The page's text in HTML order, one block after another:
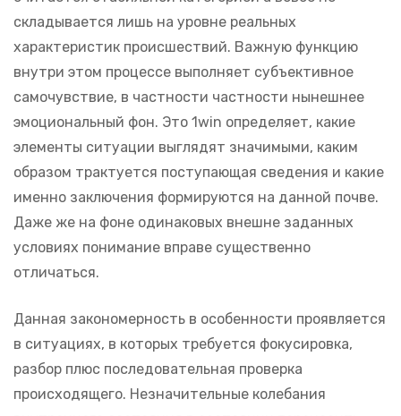
складывается лишь на уровне реальных
характеристик происшествий. Важную функцию
внутри этом процессе выполняет субъективное
самочувствие, в частности частности нынешнее
эмоциональный фон. Это 1win определяет, какие
элементы ситуации выглядят значимыми, каким
образом трактуется поступающая сведения и какие
именно заключения формируются на данной почве.
Даже же на фоне одинаковых внешне заданных
условиях понимание вправе существенно
отличаться.
Данная закономерность в особенности проявляется
в ситуациях, в которых требуется фокусировка,
разбор плюс последовательная проверка
происходящего. Незначительные колебания